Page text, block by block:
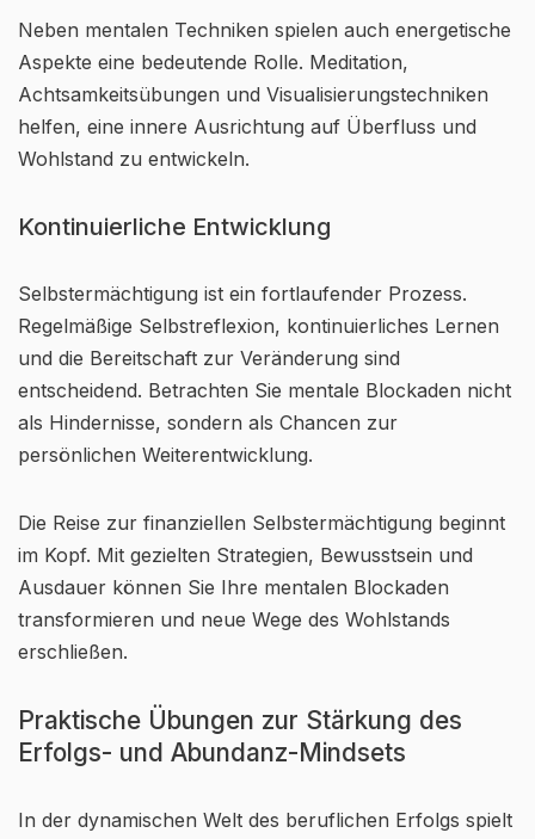
Neben mentalen Techniken spielen auch energetische
Aspekte eine bedeutende Rolle. Meditation,
Achtsamkeitsübungen und Visualisierungstechniken
helfen, eine innere Ausrichtung auf Überfluss und
Wohlstand zu entwickeln.
Kontinuierliche Entwicklung
Selbstermächtigung ist ein fortlaufender Prozess.
Regelmäßige Selbstreflexion, kontinuierliches Lernen
und die Bereitschaft zur Veränderung sind
entscheidend. Betrachten Sie mentale Blockaden nicht
als Hindernisse, sondern als Chancen zur
persönlichen Weiterentwicklung.
Die Reise zur finanziellen Selbstermächtigung beginnt
im Kopf. Mit gezielten Strategien, Bewusstsein und
Ausdauer können Sie Ihre mentalen Blockaden
transformieren und neue Wege des Wohlstands
erschließen.
Praktische Übungen zur Stärkung des
Erfolgs- und Abundanz-Mindsets
In der dynamischen Welt des beruflichen Erfolgs spielt